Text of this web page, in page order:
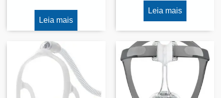
Leia mais
Leia mais